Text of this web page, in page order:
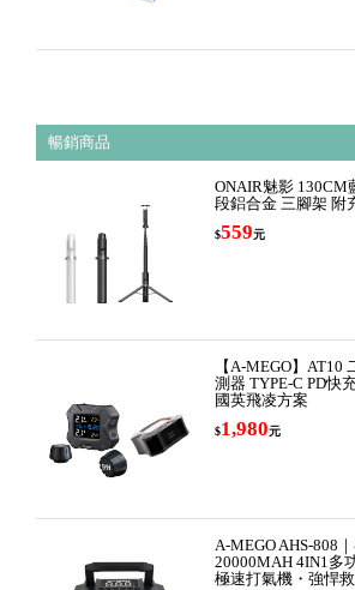
暢銷商品
ONAIR魅影 130CM
段鋁合金 三腳架 附
$559元
【A-MEGO】AT10
測器 TYPE-C PD快
國英飛凌方案
$1,980元
A-MEGO AHS-808
20000MAH 4IN1多
極速打氣機・強悍